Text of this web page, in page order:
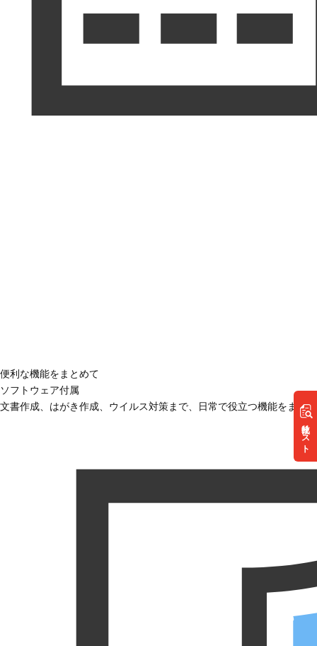
リスト
便利な機能をまとめて
ソフトウェア付属
文書作成、はがき作成、ウイルス対策まで、日常で役立つ機能をまと